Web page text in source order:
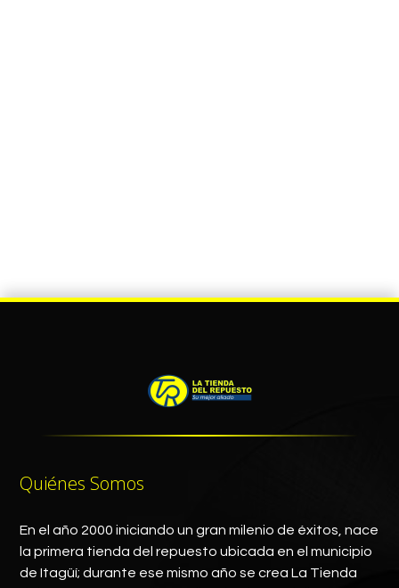
Quiénes Somos
En el año 2000 iniciando un gran milenio de éxitos, nace
la primera tienda del repuesto ubicada en el municipio
de Itagüí; durante ese mismo año se crea La Tienda